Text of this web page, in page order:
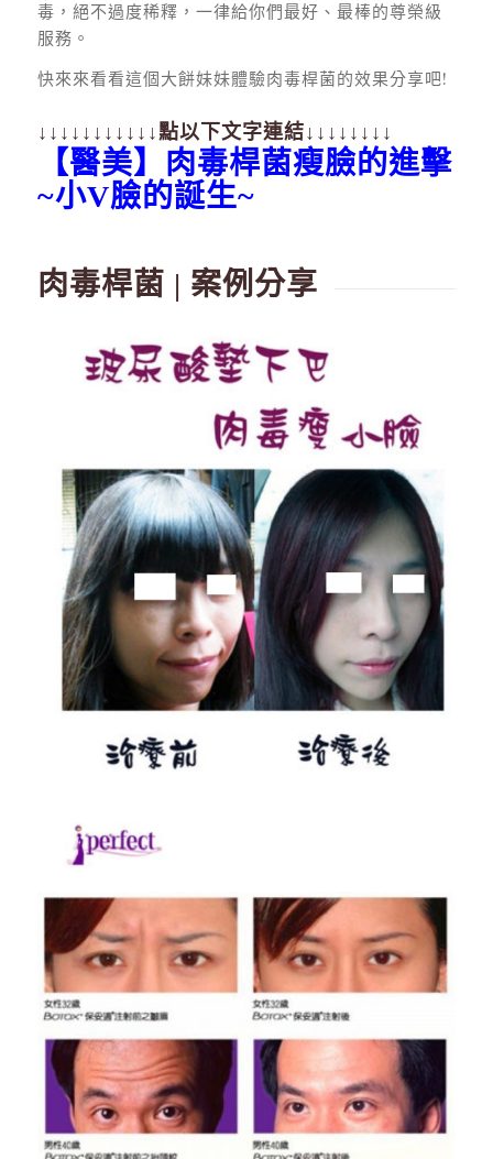
毒，絕不過度稀釋，一律給你們最好、最棒的尊榮級
服務。
快來來看看這個大餅妹妹體驗肉毒桿菌的效果分享吧!
↓↓↓↓↓↓↓↓↓↓↓點以下文字連結↓↓↓↓↓↓↓↓
【醫美】肉毒桿菌瘦臉的進擊
~小V臉的誕生~
肉毒桿菌 | 案例分享